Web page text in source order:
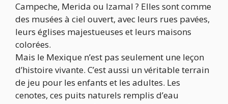
Campeche, Merida ou Izamal ? Elles sont comme
des musées à ciel ouvert, avec leurs rues pavées,
leurs églises majestueuses et leurs maisons
colorées.
Mais le Mexique n’est pas seulement une leçon
d’histoire vivante. C’est aussi un véritable terrain
de jeu pour les enfants et les adultes. Les
cenotes, ces puits naturels remplis d’eau